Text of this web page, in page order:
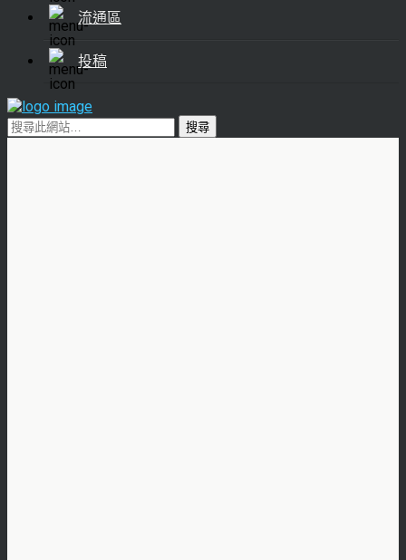
流通區
投稿